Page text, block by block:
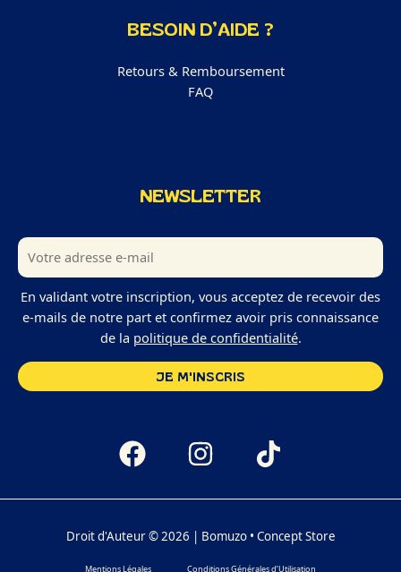
BESOIN D’AIDE ?
Retours & Remboursement
FAQ
NEWSLETTER
En validant votre inscription, vous acceptez de recevoir des
e-mails de notre part et confirmez avoir pris connaissance
de la politique de confidentialité.
Droit d'Auteur © 2026 | Bomuzo • Concept Store
Mentions Légales Conditions Générales d’Utilisation